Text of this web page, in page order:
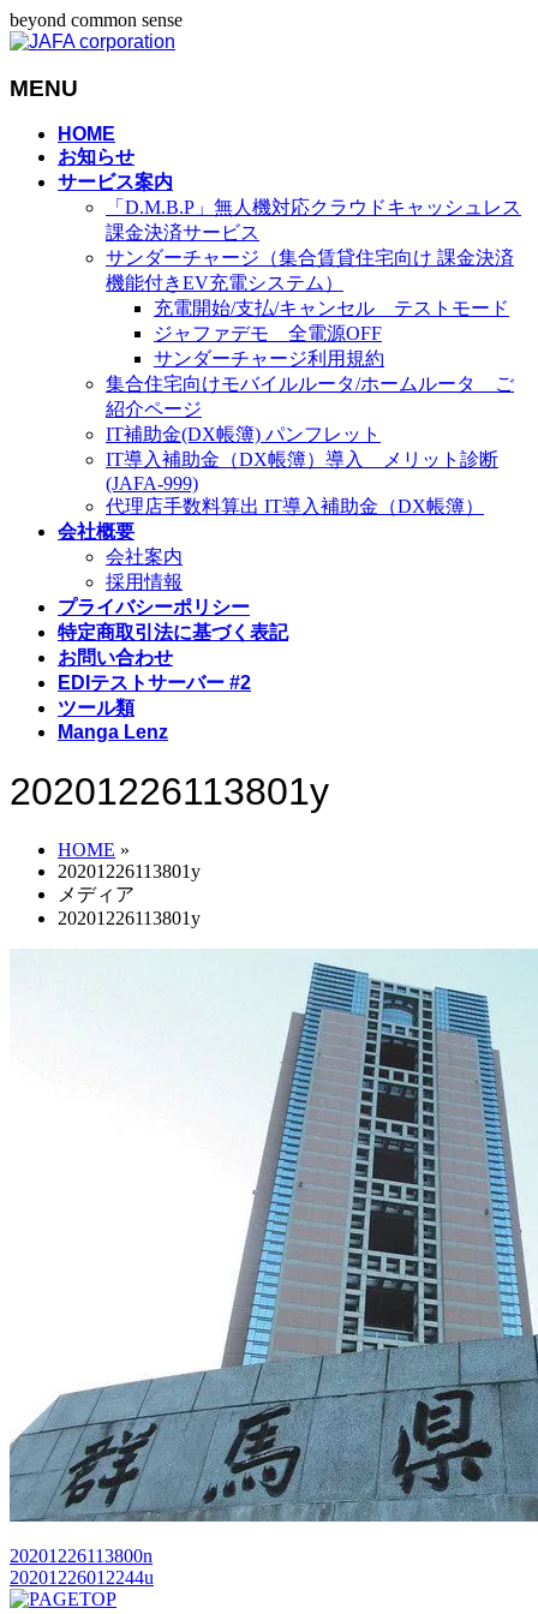
beyond common sense
MENU
HOME
お知らせ
サービス案内
「D.M.B.P」無人機対応クラウドキャッシュレス
課金決済サービス
サンダーチャージ（集合賃貸住宅向け 課金決済
機能付きEV充電システム）
充電開始/支払/キャンセル テストモード
ジャファデモ 全電源OFF
サンダーチャージ利用規約
集合住宅向けモバイルルータ/ホームルータ ご
紹介ページ
IT補助金(DX帳簿) パンフレット
IT導入補助金（DX帳簿）導入 メリット診断
(JAFA-999)
代理店手数料算出 IT導入補助金（DX帳簿）
会社概要
会社案内
採用情報
プライバシーポリシー
特定商取引法に基づく表記
お問い合わせ
EDIテストサーバー #2
ツール類
Manga Lenz
20201226113801y
HOME »
20201226113801y
メディア
20201226113801y
20201226113800n
20201226012244u